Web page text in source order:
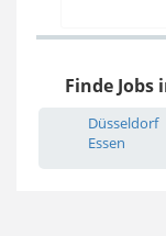
Finde Jobs
Düsseldorf
Essen